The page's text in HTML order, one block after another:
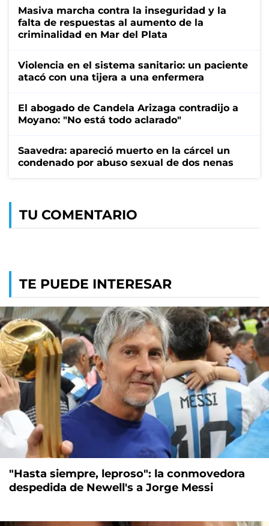
Masiva marcha contra la inseguridad y la
falta de respuestas al aumento de la
criminalidad en Mar del Plata
Violencia en el sistema sanitario: un paciente
atacó con una tijera a una enfermera
El abogado de Candela Arizaga contradijo a
Moyano: "No está todo aclarado"
Saavedra: apareció muerto en la cárcel un
condenado por abuso sexual de dos nenas
TU COMENTARIO
TE PUEDE INTERESAR
"Hasta siempre, leproso": la conmovedora
despedida de Newell's a Jorge Messi